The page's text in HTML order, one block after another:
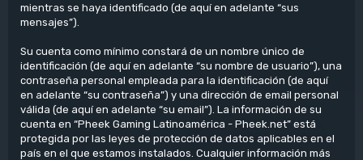
mientras se haya identificado (de aquí en adelante “sus
mensajes”).
Su cuenta como mínimo constará de un nombre único de
identificación (de aquí en adelante “su nombre de usuario”), una
contraseña personal empleada para la identificación (de aquí
en adelante “su contraseña”) y una dirección de email personal
válida (de aquí en adelante “su email”). La información de su
cuenta en “Pheek Gaming Latinoamérica - Pheek.net” está
protegida por las leyes de protección de datos aplicables en el
país en el que estamos instalados. Cualquier información más